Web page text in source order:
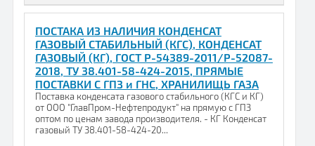
ПОСТАКА ИЗ НАЛИЧИЯ КОНДЕНСАТ
ГАЗОВЫЙ СТАБИЛЬНЫЙ (КГС), КОНДЕНСАТ
ГАЗОВЫЙ (КГ), ГОСТ Р-54389-2011/Р-52087-
2018, ТУ 38.401-58-424-2015, ПРЯМЫЕ
ПОСТАВКИ С ГПЗ и ГНС, ХРАНИЛИЩЬ ГАЗА
Поставка конденсата газового стабильного (КГС и КГ)
от ООО "ГлавПром-Нефтепродукт" на прямую с ГПЗ
оптом по ценам завода производителя. - КГ Конденсат
газовый ТУ 38.401-58-424-20...